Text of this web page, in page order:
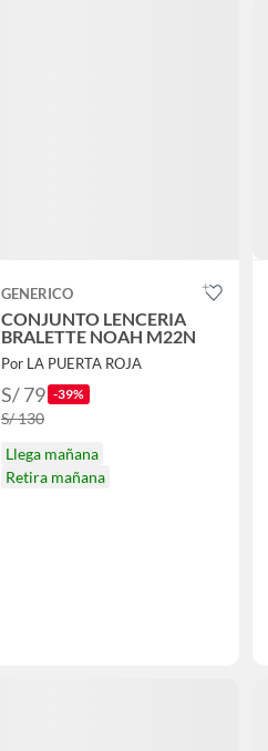
GENERICO
CONJUNTO LENCERIA
BRALETTE NOAH M22N
Por LA PUERTA ROJA
S/ 79 -39%
S/ 130
Llega mañana
Retira mañana